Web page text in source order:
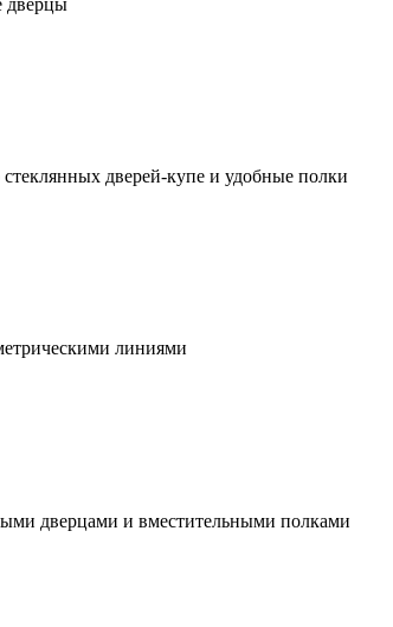
стеклянных дверей-купе и удобные полки
линиями
дверцами и вместительными полками